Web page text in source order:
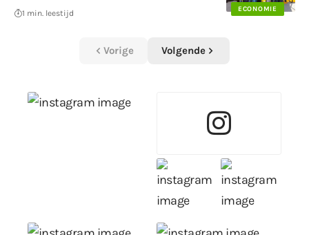
ECONOMIE
1 min. leestijd
Vorige Volgende